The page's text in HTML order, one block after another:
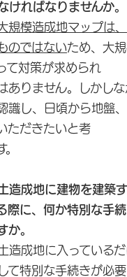
ければなりませんか。
規模造成地マップは
のではないため、大
て対策が求められ
ません。しかしな
識し、日頃から地盤
ただきたいと考
成地に建物を建築
際に、何か特別な手
か。
成地に入っている
て特別な手続きが必